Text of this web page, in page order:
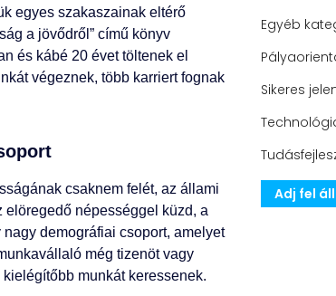
egyes szakaszainak eltérő
a jövődről” című könyv
és kábé 20 évet töltenek el
végeznek, több karriert fognak
csaknem felét, az állami
népességgel küzd, a
demográfiai csoport, amelyet
még tizenöt vagy
munkát keressenek.
Egyéb
Sikeres
Adj fel